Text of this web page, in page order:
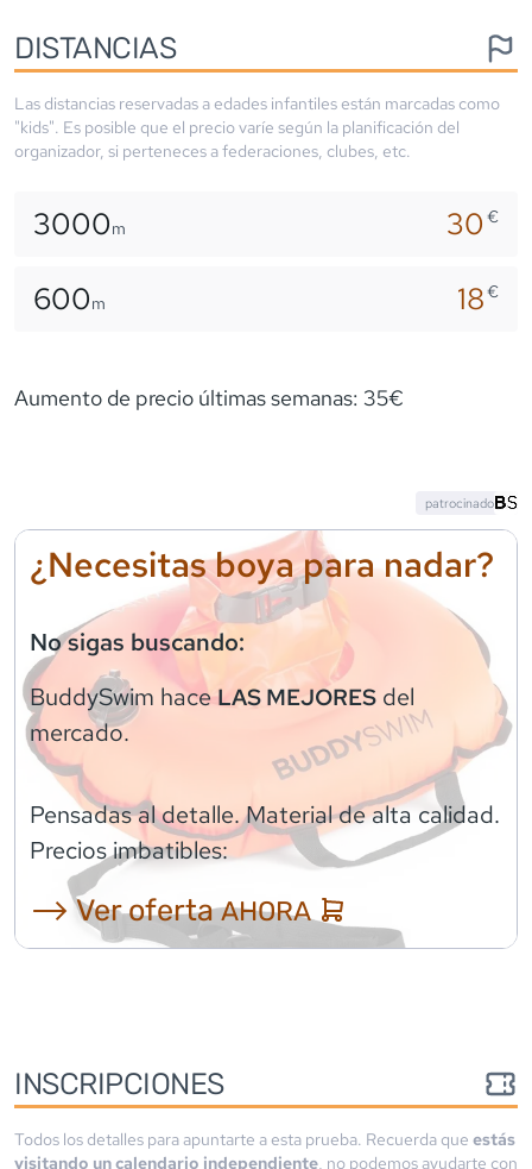
DISTANCIAS
Las distancias reservadas a edades infantiles están marcadas como
"kids". Es posible que el precio varíe según la planificación del
organizador, si perteneces a federaciones, clubes, etc.
3000m 30€
600m 18€
Aumento de precio últimas semanas: 35€
¿Necesitas boya para nadar?
No sigas buscando:
BuddySwim haceLAS MEJORES del
mercado.
Pensadas al detalle. Material de alta calidad.
Precios imbatibles:
⟶ Ver ofertaAHORA
patrocinado
INSCRIPCIONES
Todos los detalles para apuntarte a esta prueba. Recuerda que estás
visitando un calendario independiente, no podemos ayudarte con